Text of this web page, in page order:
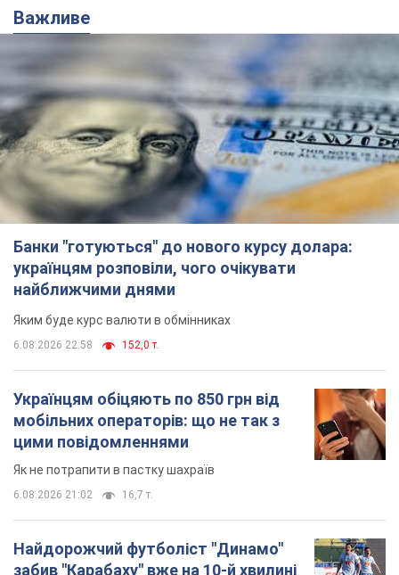
Банки "готуються" до нового курсу долара:
українцям розповіли, чого очікувати
найближчими днями
Яким буде курс валюти в обмінниках
6.08.2026 22:58 152,0 т.
Українцям обіцяють по 850 грн від
мобільних операторів: що не так з
цими повідомленнями
Як не потрапити в пастку шахраїв
6.08.2026 21:02 16,7 т.
Найдорожчий футболіст "Динамо"
забив "Карабаху" вже на 10-й хвилині
Поєдинок відбувається в Польщі
6.08.2026 20:48